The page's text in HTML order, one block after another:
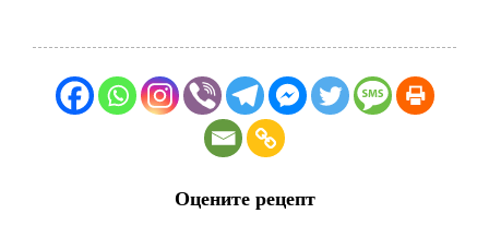
Оцените рецепт